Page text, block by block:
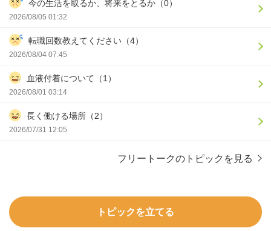
今の生活を取るか、将来をとるか（0）
2026/08/05 01:32
転職回数教えてください（4）
2026/08/04 07:45
血液付着について（1）
2026/08/01 03:14
長く働ける場所（2）
2026/07/31 12:05
フリートークのトピックを見る
トピックを立てる